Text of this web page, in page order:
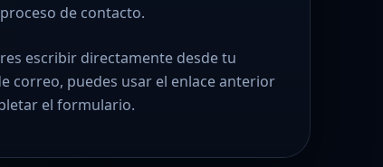
de contacto.
escribir directamente desde tu
correo, puedes usar el enlace anterior
el formulario.